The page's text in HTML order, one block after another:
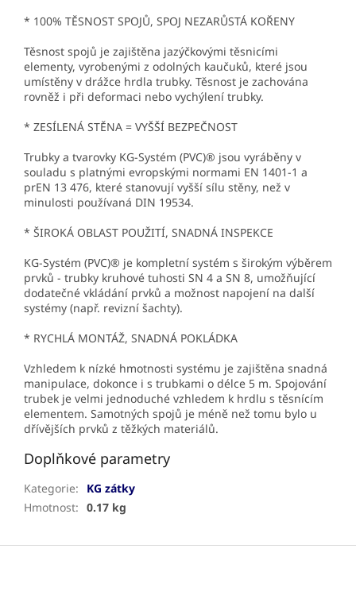
* 100% TĚSNOST SPOJŮ, SPOJ NEZARŮSTÁ KOŘENY
Těsnost spojů je zajištěna jazýčkovými těsnicími
elementy, vyrobenými z odolných kaučuků, které jsou
umístěny v drážce hrdla trubky. Těsnost je zachována
rovněž i při deformaci nebo vychýlení trubky.
* ZESÍLENÁ STĚNA = VYŠŠÍ BEZPEČNOST
Trubky a tvarovky KG-Systém (PVC)® jsou vyráběny v
souladu s platnými evropskými normami EN 1401-1 a
prEN 13 476, které stanovují vyšší sílu stěny, než v
minulosti používaná DIN 19534.
* ŠIROKÁ OBLAST POUŽITÍ, SNADNÁ INSPEKCE
KG-Systém (PVC)® je kompletní systém s širokým výběrem
prvků - trubky kruhové tuhosti SN 4 a SN 8, umožňující
dodatečné vkládání prvků a možnost napojení na další
systémy (např. revizní šachty).
* RYCHLÁ MONTÁŽ, SNADNÁ POKLÁDKA
Vzhledem k nízké hmotnosti systému je zajištěna snadná
manipulace, dokonce i s trubkami o délce 5 m. Spojování
trubek je velmi jednoduché vzhledem k hrdlu s těsnícím
elementem. Samotných spojů je méně než tomu bylo u
dřívějších prvků z těžkých materiálů.
Doplňkové parametry
Kategorie:
KG zátky
Hmotnost: 0.17 kg
Z